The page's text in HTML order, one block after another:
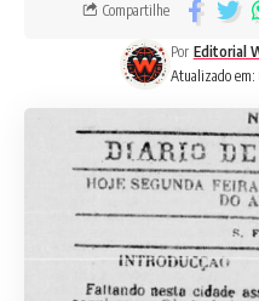
Atualizado em:
Por Editorial
Compartilhe